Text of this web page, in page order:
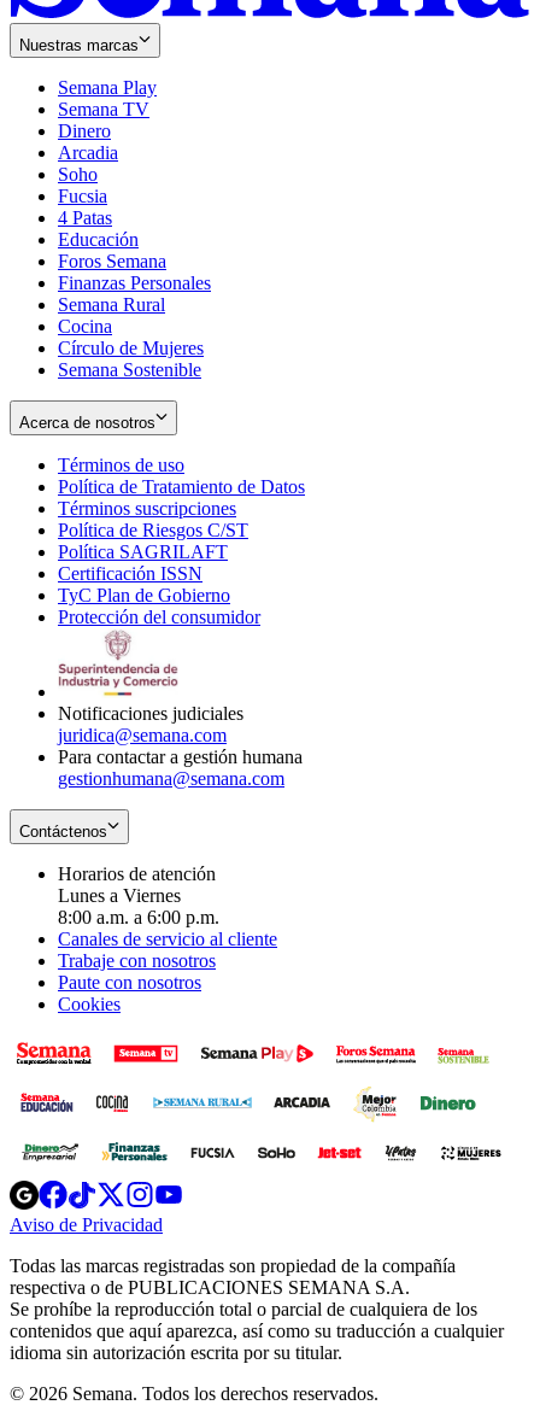
Nuestras marcas
Semana Play
Semana TV
Dinero
Arcadia
Soho
in
new
window
Fucsia
in
new
window
4 Patas
Educación
Foros Semana
Finanzas Personales
Semana Rural
Cocina
Círculo de Mujeres
Semana Sostenible
Acerca de nosotros
Términos de uso
in
new
window
Política de Tratamiento de Datos
Términos suscripciones
in
Política de Riesgos C/ST
Política SAGRILAFT
new
window
Certificación ISSN
in
new
TyC Plan de Gobierno
in
Protección del consumidorOpens
Notificaciones judiciales
juridica@semana.com
Para contactar a gestión humana
gestionhumana@semana.com
Contáctenos
Horarios de atención
Lunes a Viernes
8:00 a.m. a 6:00 p.m.
Canales de servicio al cliente
Trabaje con nosotros
Paute con nosotros
Cookies
Opens
in
new
Opens
in
new
Opens
in
new
window
Opens
new
windowwindow
Aviso de Privacidad
new
window
Todas las marcas registradas son propiedad de la compañía
respectiva o de PUBLICACIONES SEMANA S.A.
Se prohíbe la reproducción total o parcial de cualquiera de los
contenidos que aquí aparezca, así como su traducción a cualquier
idioma sin autorización escrita por su titular.
© 2026 Semana. Todos los derechos reservados.